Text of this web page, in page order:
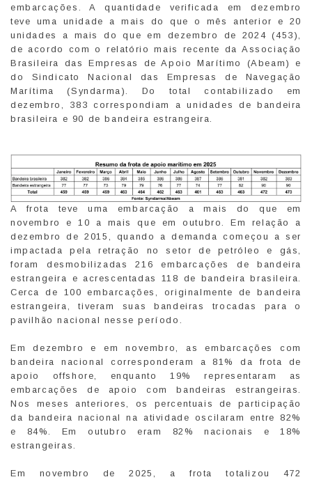
embarcações. A quantidade verificada em dezembro
teve uma unidade a mais do que o mês anterior e 20
unidades a mais do que em dezembro de 2024 (453),
de acordo com o relatório mais recente da Associação
Brasileira das Empresas de Apoio Marítimo (Abeam) e
do Sindicato Nacional das Empresas de Navegação
Marítima (Syndarma). Do total contabilizado em
dezembro, 383 correspondiam a unidades de bandeira
brasileira e 90 de bandeira estrangeira.
A frota teve uma embarcação a mais do que em
novembro e 10 a mais que em outubro. Em relação a
dezembro de 2015, quando a demanda começou a ser
impactada pela retração no setor de petróleo e gás,
foram desmobilizadas 216 embarcações de bandeira
estrangeira e acrescentadas 118 de bandeira brasileira.
Cerca de 100 embarcações, originalmente de bandeira
estrangeira, tiveram suas bandeiras trocadas para o
pavilhão nacional nesse período.
Em dezembro e em novembro, as embarcações com
bandeira nacional corresponderam a 81% da frota de
apoio offshore, enquanto 19% representaram as
embarcações de apoio com bandeiras estrangeiras.
Nos meses anteriores, os percentuais de participação
da bandeira nacional na atividade oscilaram entre 82%
e 84%. Em outubro eram 82% nacionais e 18%
estrangeiras.
Em novembro de 2025, a frota totalizou 472